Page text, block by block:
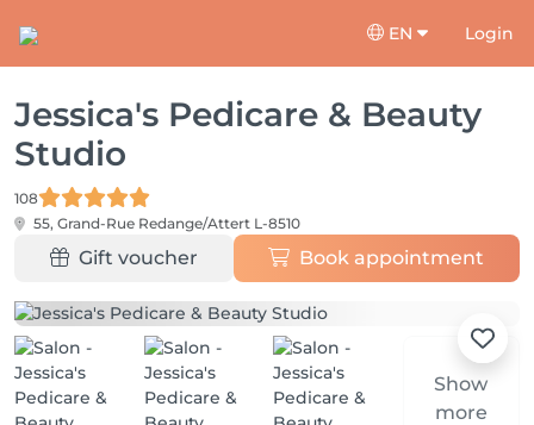
EN Login
Jessica's Pedicare & Beauty
Studio
108
55, Grand-Rue Redange/Attert L-8510
Gift voucher Book appointment
Show
more